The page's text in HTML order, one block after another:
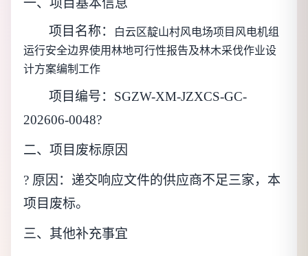
一、 项目基本信息
项目名称：
白云区靛山村风电场项目风电机组
运行安全边界使用林地可行性报告及林木采伐作业设
计方案编制工作
项目编号： SGZW-XM-JZXCS-GC-
202606-0048?
二、 项目 废标原因
? 原因：递交响应文件的供应商不足三家，本
项目废标。
三、 其他补充事宜